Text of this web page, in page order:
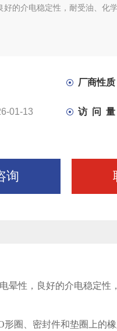
的介电稳定性，耐受油、化学
厂商性质
01-13 访 问 量
询
晕性，良好的介电稳定性
形圈、密封件和垫圈上的